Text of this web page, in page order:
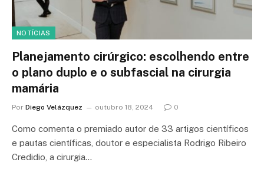
NOTÍCIAS
Planejamento cirúrgico: escolhendo entre
o plano duplo e o subfascial na cirurgia
mamária
Por Diego Velázquez outubro 18, 2024 0
Como comenta o premiado autor de 33 artigos científicos
e pautas científicas, doutor e especialista Rodrigo Ribeiro
Credidio, a cirurgia…